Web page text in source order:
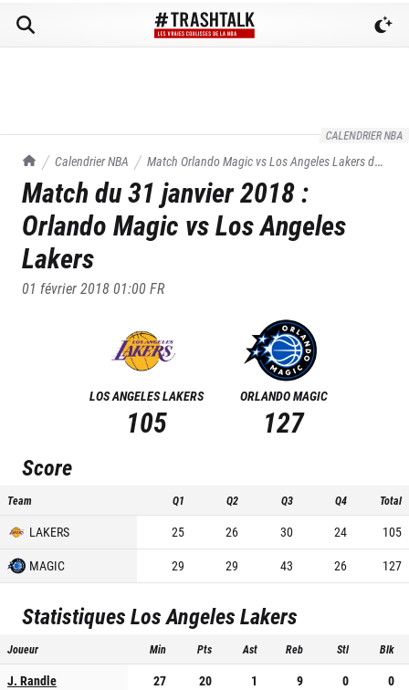
CALENDRIER NBA
TrashTalk Actu NBA
Calendrier NBA Match Orlando Magic vsLos Angeles Lakersdu
31/01/2018
Match du31 janvier 2018:
Orlando Magic vsLos Angeles
Lakers
01 février 2018 01:00FR
LOS ANGELES LAKERS
105
ORLANDO MAGIC
127
Score
Team Q1 Q2 Q3 Q4 Total
LAKERS 25 26 30 24
105
MAGIC
29 29 43 26 127
StatistiquesLos Angeles Lakers
Joueur Min Pts Ast Reb Stl Blk
J. Randle 27 20 1 9 0
0